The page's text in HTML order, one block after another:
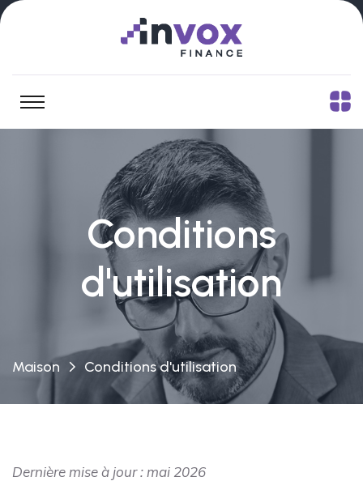
Conditions
d'utilisation
Maison Conditions d'utilisation
Dernière mise à jour : mai 2026